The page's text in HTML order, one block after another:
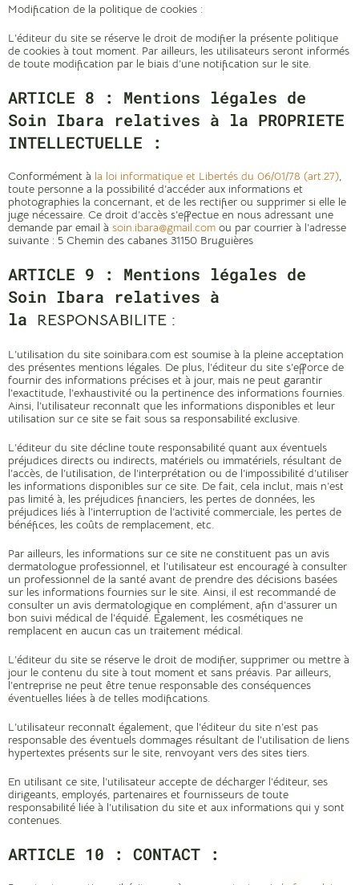
Modification de la politique de cookies :
L’éditeur du site se réserve le droit de modifier la présente politique
de cookies à tout moment. Par ailleurs, les utilisateurs seront informés
de toute modification par le biais d’une notification sur le site.
ARTICLE 8 : Mentions légales de
Soin Ibara relatives à la PROPRIETE
INTELLECTUELLE :
Conformément à la loi informatique et Libertés du 06/01/78 (art.27)
toute personne a la possibilité d’accéder aux informations et
photographies la concernant, et de les rectifier ou supprimer si elle le
juge nécessaire. Ce droit d’accès s’effectue en nous adressant une
demande par email à soin.ibara@gmail.com ou par courrier à l’adresse
suivante : 5 Chemin des cabanes 31150 Bruguières
ARTICLE 9 : Mentions légales de
Soin Ibara relatives à
la RESPONSABILITE :
L’utilisation du site soinibara.com est soumise à la pleine acceptation
des présentes mentions légales. De plus, l’éditeur du site s’efforce de
fournir des informations précises et à jour, mais ne peut garantir
l’exactitude, l’exhaustivité ou la pertinence des informations fournies.
Ainsi, l’utilisateur reconnaît que les informations disponibles et leur
utilisation sur ce site se fait sous sa responsabilité exclusive.
L’éditeur du site décline toute responsabilité quant aux éventuels
préjudices directs ou indirects, matériels ou immatériels, résultant de
l’accès, de l’utilisation, de l’interprétation ou de l’impossibilité d’utiliser
les informations disponibles sur ce site. De fait, cela inclut, mais n’est
pas limité à, les préjudices financiers, les pertes de données, les
préjudices liés à l’interruption de l’activité commerciale, les pertes de
bénéfices, les coûts de remplacement, etc.
Par ailleurs, les informations sur ce site ne constituent pas un avis
dermatologue professionnel, et l’utilisateur est encouragé à consulter
un professionnel de la santé avant de prendre des décisions basées
sur les informations fournies sur le site. Ainsi, il est recommandé de
consulter un avis dermatologique en complément, afin d’assurer un
bon suivi médical de l’équidé. Également, les cosmétiques ne
remplacent en aucun cas un traitement médical.
L’éditeur du site se réserve le droit de modifier, supprimer ou mettre à
jour le contenu du site à tout moment et sans préavis. Par ailleurs,
l’entreprise ne peut être tenue responsable des conséquences
éventuelles liées à de telles modifications.
L’utilisateur reconnaît également, que l’éditeur du site n’est pas
responsable des éventuels dommages résultant de l’utilisation de liens
hypertextes présents sur le site, renvoyant vers des sites tiers.
En utilisant ce site, l’utilisateur accepte de décharger l’éditeur, ses
dirigeants, employés, partenaires et fournisseurs de toute
responsabilité liée à l’utilisation du site et aux informations qui y sont
contenues.
ARTICLE 10 : CONTACT :